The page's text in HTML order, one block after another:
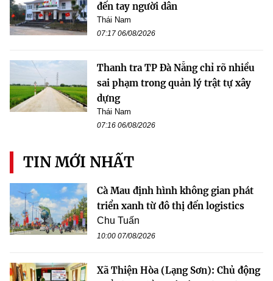
đến tay người dân
Thái Nam
07:17 06/08/2026
Thanh tra TP Đà Nẵng chỉ rõ nhiều
sai phạm trong quản lý trật tự xây
dựng
Thái Nam
07:16 06/08/2026
TIN MỚI NHẤT
Cà Mau định hình không gian phát
triển xanh từ đô thị đến logistics
Chu Tuấn
10:00 07/08/2026
Xã Thiện Hòa (Lạng Sơn): Chủ động